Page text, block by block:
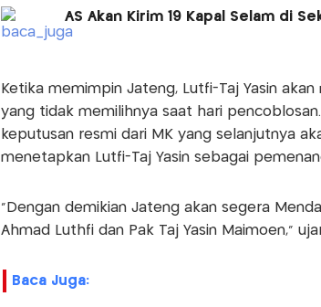
AS Akan Kirim 19 Kapal Selam di
Ketika memimpin Jateng, Lutfi-Taj Yasin
yang tidak memilihnya saat hari
keputusan resmi dari MK yang selanjutnya
menetapkan Lutfi-Taj Yasin sebagai
"Dengan demikian Jateng akan segera
Ahmad Luthfi dan Pak Taj Yasin Maimoen,"
Baca Juga: